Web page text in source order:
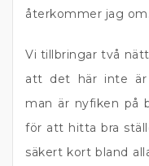
återkommer jag om.
Vi tillbringar två
att det här inte är
man är nyfiken på
för att hitta bra
säkert kort bland